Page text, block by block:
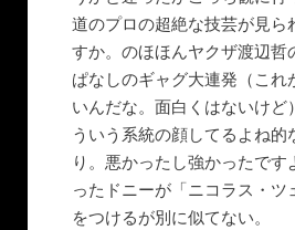
道のプロの超絶な技芸が見
すか。のほほんヤクザ渡辺
ぱなしのギャグ大連発（こ
いんだな。面白くはないけ
ういう系統の顔してるよね
り。悪かったし強かったで
ったドニーが「ニコラス・
をつけるが別に似てない。